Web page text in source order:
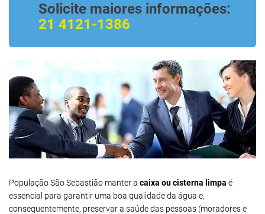
Solicite maiores informações:
21 4121-1386
População São Sebastião manter a caixa ou cisterna limpa é
essencial para garantir uma boa qualidade da água e,
consequentemente, preservar a saúde das pessoas (moradores e